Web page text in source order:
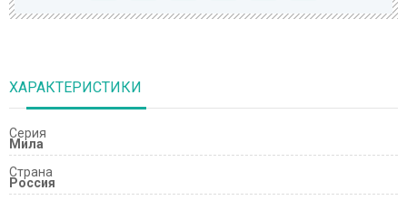
ХАРАКТЕРИСТИКИ
Серия
Мила
Страна
Россия